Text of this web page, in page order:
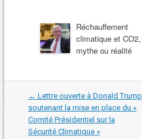
Réchauffement
climatique et CO2,
mythe ou réalité
Navigation
dans
les
articles
← Lettre ouverte à Donald Trump
soutenant la mise en place du «
Comité Présidentiel sur la
Sécurité Climatique »